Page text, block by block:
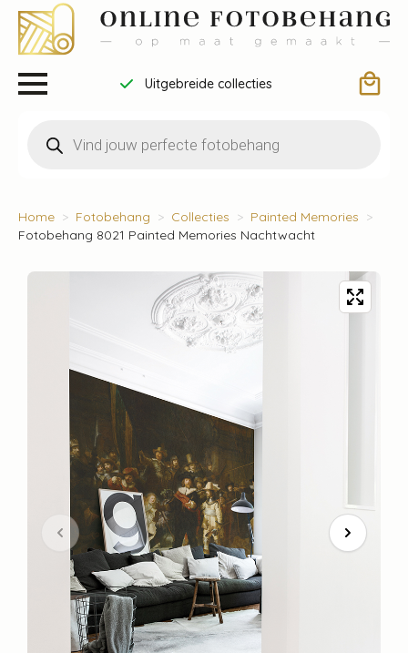
Uitgebreide collecties
zoeken
Home Fotobehang Collecties
Painted Memories
Fotobehang 8021 Painted Memories Nachtwacht